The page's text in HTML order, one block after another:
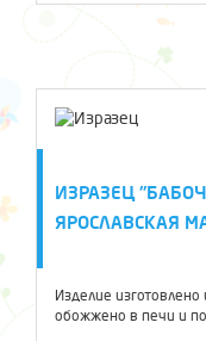
ИЗРАЗЕЦ
ЯРОСЛАВСКАЯ
Изделие изготовлено
обожжено в печи и